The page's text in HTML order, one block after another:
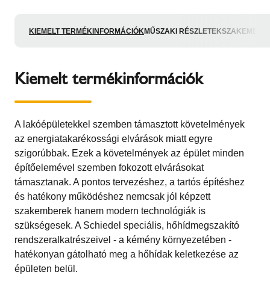
KIEMELT TERMÉKINFORMÁCIÓKMŰSZAKI RÉSZLETEK
Kiemelt termékinformációk
A lakóépületekkel szemben támasztott követelmények
az energiatakarékossági elvárások miatt egyre
szigorúbbak. Ezek a követelmények az épület minden
építőelemével szemben fokozott elvárásokat
támasztanak. A pontos tervezéshez, a tartós építéshez
és hatékony működéshez nemcsak jól képzett
szakemberek hanem modern technológiák is
szükségesek. A Schiedel speciális, hőhídmegszakító
rendszeralkatrészeivel - a kémény környezetében -
hatékonyan gátolható meg a hőhídak keletkezése az
épületen belül.